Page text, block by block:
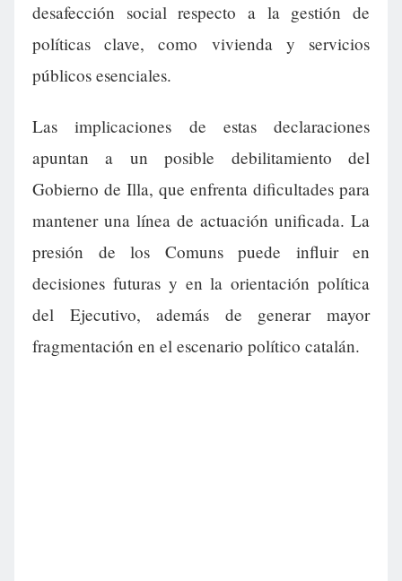
desafección social respecto a la gestión de
políticas clave, como vivienda y servicios
públicos esenciales.
Las implicaciones de estas declaraciones
apuntan a un posible debilitamiento del
Gobierno de Illa, que enfrenta dificultades para
mantener una línea de actuación unificada. La
presión de los Comuns puede influir en
decisiones futuras y en la orientación política
del Ejecutivo, además de generar mayor
fragmentación en el escenario político catalán.